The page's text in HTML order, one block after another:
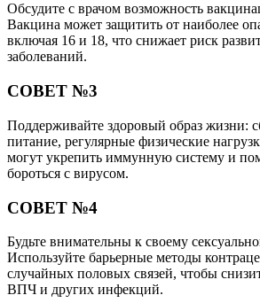
Обсудите с врачом возможность
Вакцина может защитить от наиболее
включая 16 и 18, что снижает риск
заболеваний.
СОВЕТ №3
Поддерживайте здоровый образ жизни:
питание, регулярные физические
могут укрепить иммунную систему и
бороться с вирусом.
СОВЕТ №4
Будьте внимательны к своему
Используйте барьерные методы
случайных половых связей, чтобы
ВПЧ и других инфекций.